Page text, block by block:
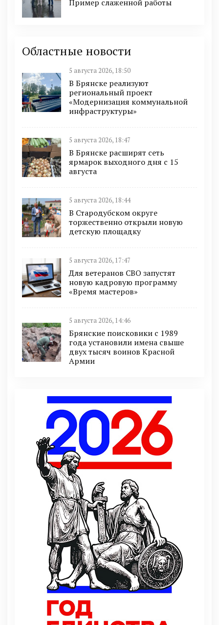
Пример слаженной работы
Областные новости
5 августа 2026, 18:50
В Брянске реализуют
региональный проект
«Модернизация коммунальной
инфраструктуры»
5 августа 2026, 18:47
В Брянске расширят сеть
ярмарок выходного дня с 15
августа
5 августа 2026, 18:44
В Стародубском округе
торжественно открыли новую
детскую площадку
5 августа 2026, 17:47
Для ветеранов СВО запустят
новую кадровую программу
«Время мастеров»
5 августа 2026, 14:46
Брянские поисковики с 1989
года установили имена свыше
двух тысяч воинов Красной
Армии